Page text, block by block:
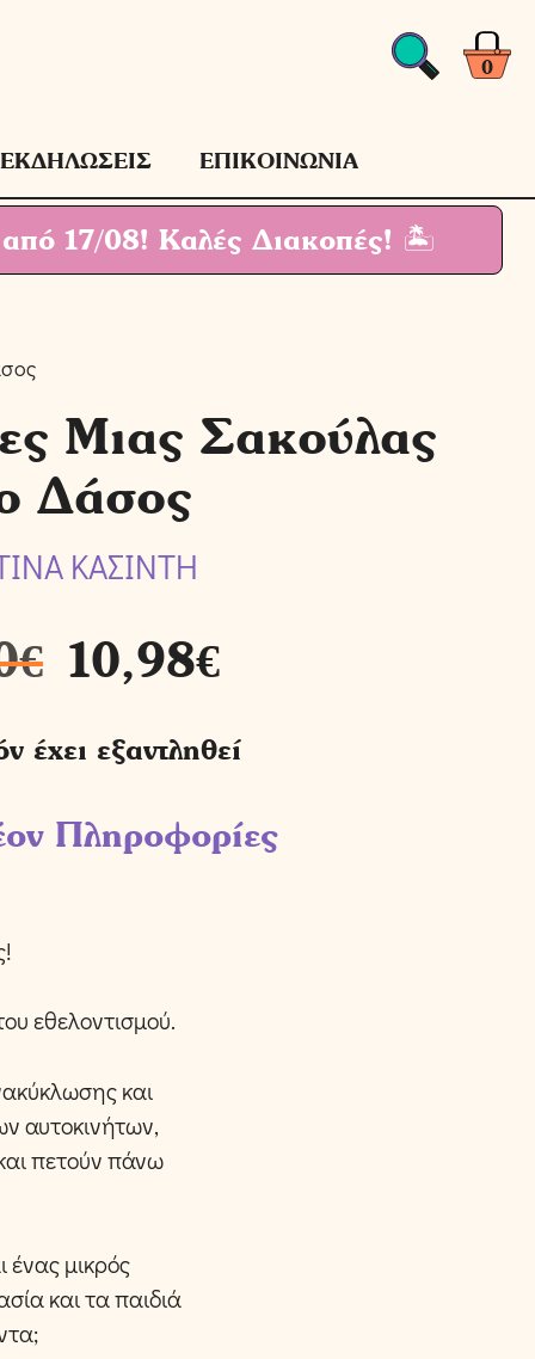
0
ΕΚΔΗΛΩΣΕΙΣ ΕΠΙΚΟΙΝΩΝΙΑ
από 17/08! Καλές Διακοπές! 🏝
Μιας Σακούλας
Δάσος
ΚΑΣΙΝΤΗ
€ 10,98€
έχει εξαντληθεί
Πληροφορίες
εθελοντισμού.
και
αυτοκινήτων,
πετούν πάνω
ένας μικρός
και τα παιδιά